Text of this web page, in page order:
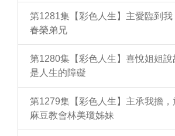
第1281集【彩色人生】主愛臨到
春榮弟兄
第1280集【彩色人生】喜悅姐姐
是人生的障礙
第1279集【彩色人生】主承我擔
麻豆教會林美瓊姊妹